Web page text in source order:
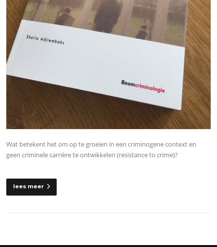
Wat betekent het om op te groeien in een criminogene context en
geen criminele carrière te ontwikkelen (resistance to crime)?
lees meer